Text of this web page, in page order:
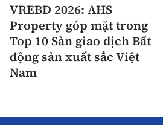
VREBD 2026: AHS
Property góp mặt trong
Top 10 Sàn giao dịch Bất
động sản xuất sắc Việt
Nam